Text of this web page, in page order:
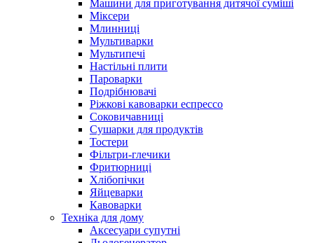
Машини для приготування дитячої суміші
Міксери
Млинниці
Мультиварки
Мультипечі
Настільні плити
Пароварки
Подрібнювачі
Ріжкові кавоварки еспрессо
Соковичавниці
Сушарки для продуктів
Тостери
Фільтри-глечики
Фритюрниці
Хлібопічки
Яйцеварки
Кавоварки
Техніка для дому
Аксесуари супутні